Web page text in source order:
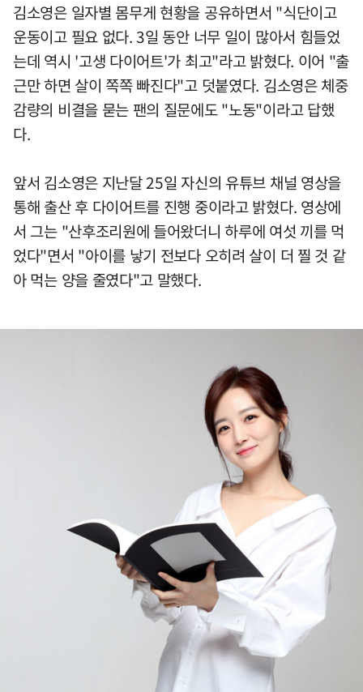
김소영은 일자별 몸무게 현황을 공유하면서 "식단이고
운동이고 필요 없다. 3일 동안 너무 일이 많아서 힘들었
는데 역시 '고생 다이어트'가 최고"라고 밝혔다. 이어 "출
근만 하면 살이 쪽쪽 빠진다"고 덧붙였다. 김소영은 체중
감량의 비결을 묻는 팬의 질문에도 "노동"이라고 답했
다.
앞서 김소영은 지난달 25일 자신의 유튜브 채널 영상을
통해 출산 후 다이어트를 진행 중이라고 밝혔다. 영상에
서 그는 "산후조리원에 들어왔더니 하루에 여섯 끼를 먹
었다"면서 "아이를 낳기 전보다 오히려 살이 더 찔 것 같
아 먹는 양을 줄였다"고 말했다.